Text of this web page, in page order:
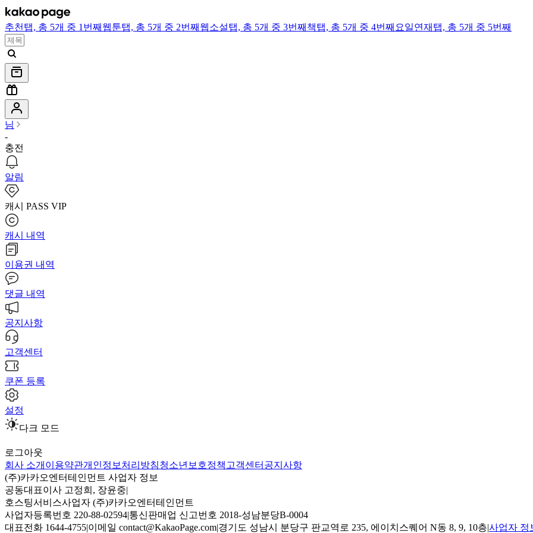
추천 탭, 총 5개 중 1번째 웹툰탭, 총 5개 중 2번째 웹소설탭, 총 5개 중 3번째 책탭, 총 5개 중 4번째 요일연재 탭, 총 5개 중 5번째
님
-
충전
알림
캐시 PASS VIP
캐시 내역
이용권 내역
댓글 내역
공지사항
고객센터
쿠폰 등록
설정
다크 모드
로그아웃
회사 소개 이용약관개인정보처리방침청소년보호정책 고객센터 공지사항
(주)카카오엔터테인먼트 사업자 정보
공동대표이사 고정희, 장윤중|
호스팅서비스사업자 (주)카카오엔터테인먼트
사업자등록번호 220-88-02594|통신판매업 신고번호 2018-성남분당B-0004
대표전화 1644-4755|이메일 contact@KakaoPage.com|경기도 성남시 분당구 판교역로 235, 에이치스퀘어 N동 8, 9, 10층|사업자 정